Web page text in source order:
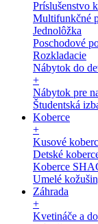
Príslušenstvo
Multifunkčné
Jednolôžka
Poschodové
Rozkladacie
Nábytok do
+
Nábytok pre
Študentská
Koberce
+
Kusové
Detské
Koberce
Umelé
Záhrada
+
Kvetináče a